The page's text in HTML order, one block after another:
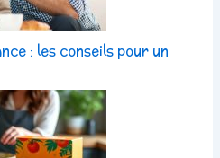
: les conseils pour un